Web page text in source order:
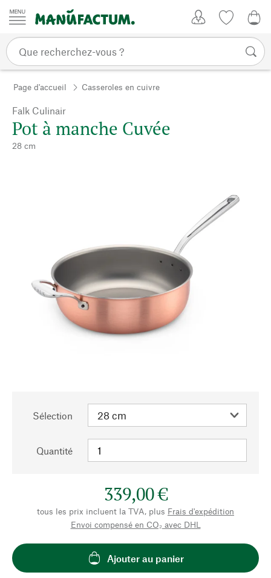
Passer au contenu
Page d'accueil Casseroles en cuivre
Falk Culinair
Pot à manche Cuvée
28 cm
Sélection
Quantité
339,00 €
tous les prix incluent la TVA, plus Frais d'expédition
Envoi compensé en CO₂ avec DHL
Ajouter au panier